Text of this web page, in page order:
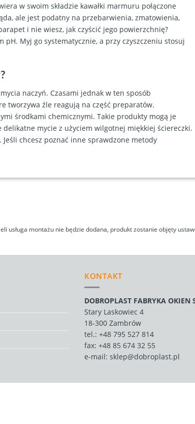
w swoim składzie kawałki marmuru połączone
ale jest podatny na przebarwienia, zmatowienia,
i nie wiesz, jak czyścić jego powierzchnię?
Myj go systematycznie, a przy czyszczeniu stosuj
naczyń. Czasami jednak w ten sposób
tworzywa źle reagują na część preparatów.
środkami chemicznymi. Takie produkty mogą je
mycie z użyciem wilgotnej miękkiej ściereczki.
chcesz poznać inne sprawdzone metody
usługa montażu nie będzie dodana, produkt zostanie objęty
KONTAKT
DOBROPLAST FABRYKA OKIEN
Stary Laskowiec 4
18-300 Zambrów
tel.: +48 795 527 814
fax: +48 85 674 32 55
e-mail: sklep@dobroplast.pl